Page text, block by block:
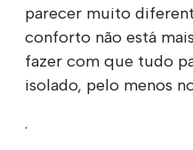
parecer muito
conforto não está
fazer com que tudo
isolado, pelo menos
.